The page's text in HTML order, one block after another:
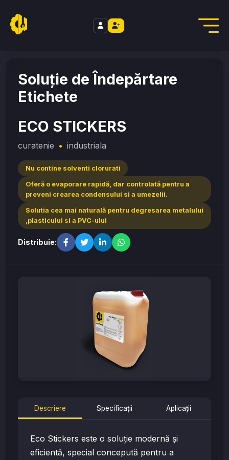
Soluție de Îndepărtare
Etichete
ECO STICKERS
curatenie • industriala
Nu contine solventi clorurati
Oferă o evaporare rapidă, dar controlată pentru a
preveni crearea condensului si a umezelii.
Solutia cea mai naturală pentru degresarea metalului
,plasticului si a PVC-ului
Distribuie:
Descriere Specificații Aplicații
Eco Stickers este o soluție modernă și
eficientă, special concepută pentru a